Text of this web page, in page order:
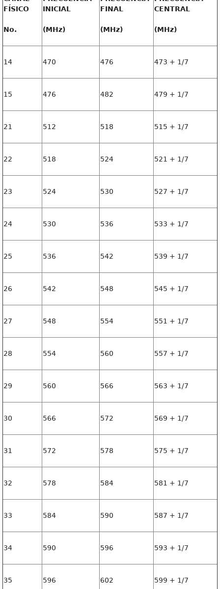
FÍSICO
No.
INICIAL
(MHz)
FINAL
(MHz)
CENTRAL
(MHz)
14 470 476 473 + 1/7
15 476 482 479 + 1/7
21 512 518 515 + 1/7
22 518 524 521 + 1/7
23 524 530 527 + 1/7
24 530 536 533 + 1/7
25 536 542 539 + 1/7
26 542 548 545 + 1/7
27 548 554 551 + 1/7
28 554 560 557 + 1/7
29 560 566 563 + 1/7
30 566 572 569 + 1/7
31 572 578 575 + 1/7
32 578 584 581 + 1/7
33 584 590 587 + 1/7
34 590 596 593 + 1/7
35 596 602 599 + 1/7